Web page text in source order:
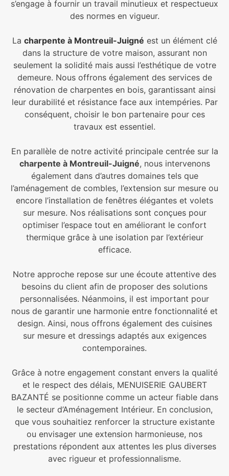
s’engage à fournir un travail minutieux et respectueux
des normes en vigueur.
La charpente à Montreuil-Juigné est un élément clé
dans la structure de votre maison, assurant non
seulement la solidité mais aussi l’esthétique de votre
demeure. Nous offrons également des services de
rénovation de charpentes en bois, garantissant ainsi
leur durabilité et résistance face aux intempéries. Par
conséquent, choisir le bon partenaire pour ces
travaux est essentiel.
En parallèle de notre activité principale centrée sur la
charpente à Montreuil-Juigné, nous intervenons
également dans d’autres domaines tels que
l’aménagement de combles, l’extension sur mesure ou
encore l’installation de fenêtres élégantes et volets
sur mesure. Nos réalisations sont conçues pour
optimiser l’espace tout en améliorant le confort
thermique grâce à une isolation par l’extérieur
efficace.
Notre approche repose sur une écoute attentive des
besoins du client afin de proposer des solutions
personnalisées. Néanmoins, il est important pour
nous de garantir une harmonie entre fonctionnalité et
design. Ainsi, nous offrons également des cuisines
sur mesure et dressings adaptés aux exigences
contemporaines.
Grâce à notre engagement constant envers la qualité
et le respect des délais, MENUISERIE GAUBERT
BAZANTÉ se positionne comme un acteur fiable dans
le secteur d’Aménagement Intérieur. En conclusion,
que vous souhaitiez renforcer la structure existante
ou envisager une extension harmonieuse, nos
prestations répondent aux attentes les plus diverses
avec rigueur et professionnalisme.